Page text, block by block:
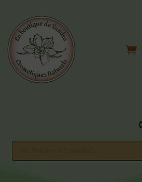
Recherche
produits